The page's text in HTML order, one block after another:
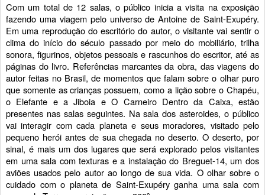
Com um total de 12 salas, o público inicia a visita na exposição
fazendo uma viagem pelo universo de Antoine de Saint-Exupéry.
Em uma reprodução do escritório do autor, o visitante vai sentir o
clima do início do século passado por meio do mobiliário, trilha
sonora, figurinos, objetos pessoais e rascunhos do escritor, até as
páginas do livro. Referências marcantes da obra, das viagens do
autor feitas no Brasil, de momentos que falam sobre o olhar puro
que somente as crianças possuem, como a lição sobre o Chapéu,
o Elefante e a Jiboia e O Carneiro Dentro da Caixa, estão
presentes nas salas seguintes. Na sala dos asteroides, o público
vai interagir com cada planeta e seus moradores, visitado pelo
pequeno herói antes de sua chegada no deserto. O deserto, por
sinal, é mais um dos lugares que será explorado pelos visitantes
em uma sala com texturas e a instalação do Breguet-14, um dos
aviões usados pelo autor ao longo de sua vida. O olhar sobre o
cuidado com o planeta de Saint-Exupéry ganha uma sala com